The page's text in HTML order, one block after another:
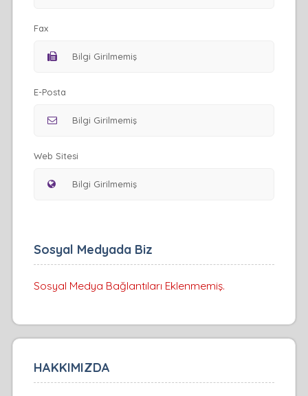
Fax
E-Posta
Web Sitesi
Sosyal Medyada Biz
Sosyal Medya Bağlantıları Eklenmemiş.
HAKKIMIZDA